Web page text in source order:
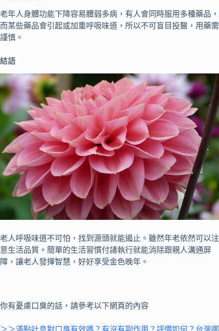
老年人身體功能下降容易體弱多病，有人會同時服用多種藥品，
而某些藥品會引起或加重呼吸味道，所以不可盲目投醫，用藥需
謹慎。
結語
老人呼吸味道不可怕，找到源頭就能遏止。雖然年老依然可以注
意生活品質。簡單的生活習慣付諸執行就能消除跟親人溝通屏
障，讓老人發揮智慧，好好享受金色晚年。
你有憂慮口臭的話，請參考以下網頁的內容